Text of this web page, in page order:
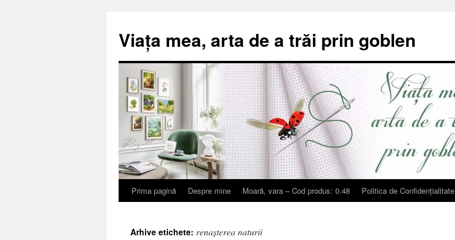
Viața mea, arta de a trăi prin goblen
Sari
conținut
Prima pagină Despre mine Moară, vara – Cod produs: 0.48 Politica de Confidențialitate
Arhive etichete: renașterea naturii